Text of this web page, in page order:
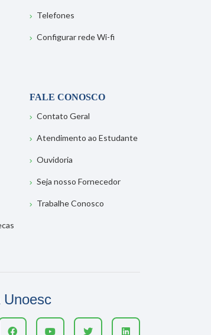
Telefones
Configurar rede Wi-fi
FALE CONOSCO
Contato Geral
Atendimento ao Estudante
Ouvidoria
Seja nosso Fornecedor
Trabalhe Conosco
Unoesc